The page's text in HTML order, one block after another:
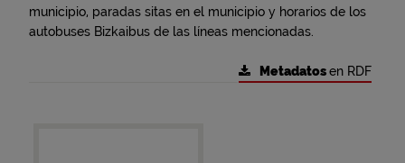
municipio, paradas sitas en el municipio y horarios de los
autobuses Bizkaibus de las líneas mencionadas.
Metadatosen RDF